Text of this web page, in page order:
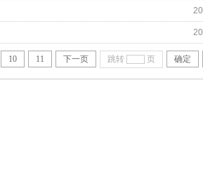
10 11 下一页 跳转 页 确定